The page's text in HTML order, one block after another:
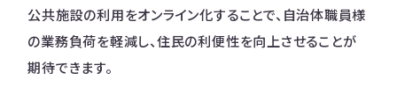
公共施設の利用をオンライン化することで、自治体職員様
の業務負荷を軽減し、住民の利便性を向上させることが
期待できます。